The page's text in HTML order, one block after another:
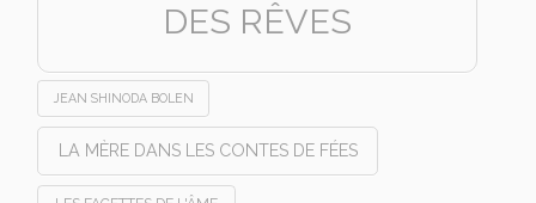
DES RÊVES
JEAN SHINODA BOLEN
LA MÈRE DANS LES CONTES DE FÉES